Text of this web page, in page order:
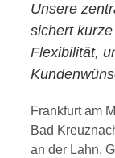
Unsere
sichert
Flexibilität,
Frankfurt am
Bad
an der Lahn,